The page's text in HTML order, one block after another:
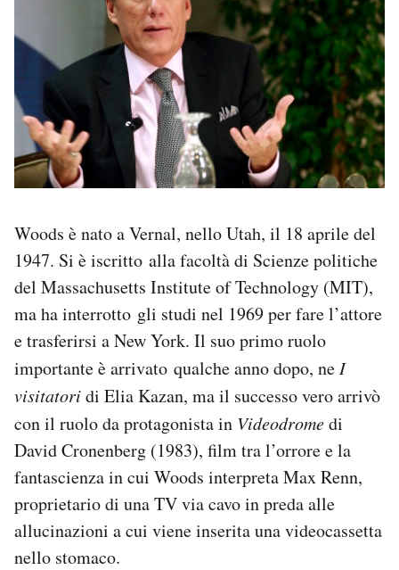
Woods è nato a Vernal, nello Utah, il 18 aprile del
1947. Si è iscritto alla facoltà di Scienze politiche
del Massachusetts Institute of Technology (MIT),
ma ha interrotto gli studi nel 1969 per fare l’attore
e trasferirsi a New York. Il suo primo ruolo
importante è arrivato qualche anno dopo, ne I
visitatoridi Elia Kazan, ma il successo vero arrivò
con il ruolo da protagonista in Videodromedi
David Cronenberg (1983), film tra l’orrore e la
fantascienza in cui Woods interpreta Max Renn,
proprietario di una TV via cavo in preda alle
allucinazioni a cui viene inserita una videocassetta
nello stomaco.